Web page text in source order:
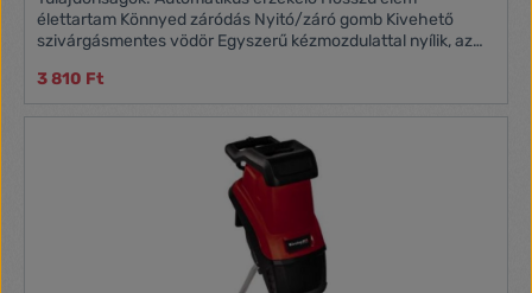
élettartam Könnyed záródás Nyitó/záró gomb Kivehető
szivárgásmentes vödör Egyszerű kézmozdulattal nyílik, az
Áramforrás: 2x AA elem
3 810 Ft